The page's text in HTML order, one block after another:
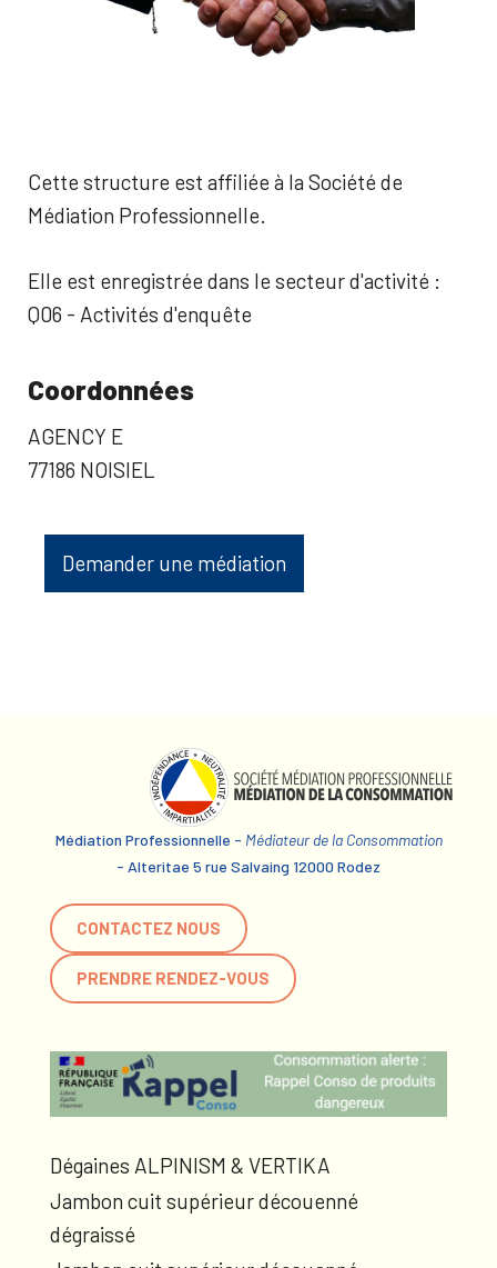
Cette structure est affiliée à la Société de
Médiation Professionnelle.
Elle est enregistrée dans le secteur d'activité :
Q06 - Activités d'enquête
Coordonnées
AGENCY E
77186 NOISIEL
Demander une médiation
Médiation Professionnelle - Médiateur de la Consommation
- Alteritae 5 rue Salvaing 12000 Rodez
CONTACTEZ NOUS
PRENDRE RENDEZ-VOUS
Dégaines ALPINISM & VERTIKA
Jambon cuit supérieur découenné
dégraissé